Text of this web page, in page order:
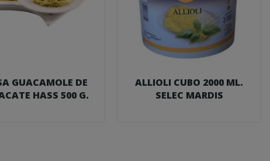
GUACAMOLE DE
HASS 500 G.
ALLIOLI CUBO 2000 ML.
SELEC MARDIS